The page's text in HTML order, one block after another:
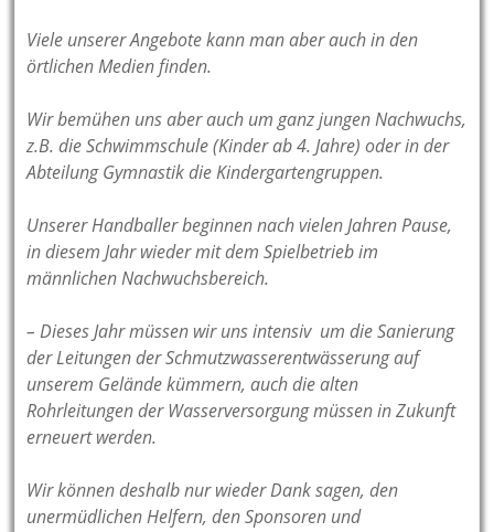
Viele unserer Angebote kann man aber auch in den
örtlichen Medien finden.
Wir bemühen uns aber auch um ganz jungen Nachwuchs,
z.B. die Schwimmschule (Kinder ab 4. Jahre) oder in der
Abteilung Gymnastik die Kindergartengruppen.
Unserer Handballer beginnen nach vielen Jahren Pause,
in diesem Jahr wieder mit dem Spielbetrieb im
männlichen Nachwuchsbereich.
– Dieses Jahr müssen wir uns intensiv um die Sanierung
der Leitungen der Schmutzwasserentwässerung auf
unserem Gelände kümmern, auch die alten
Rohrleitungen der Wasserversorgung müssen in Zukunft
erneuert werden.
Wir können deshalb nur wieder Dank sagen, den
unermüdlichen Helfern, den Sponsoren und